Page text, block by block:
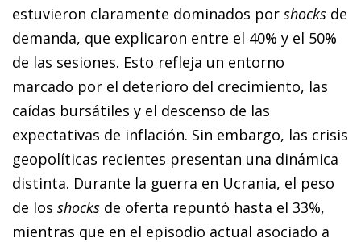
estuvieron claramente dominados por shocks de
demanda, que explicaron entre el 40% y el 50%
de las sesiones. Esto refleja un entorno
marcado por el deterioro del crecimiento, las
caídas bursátiles y el descenso de las
expectativas de inflación. Sin embargo, las crisis
geopolíticas recientes presentan una dinámica
distinta. Durante la guerra en Ucrania, el peso
de los shocks de oferta repuntó hasta el 33%,
mientras que en el episodio actual asociado a